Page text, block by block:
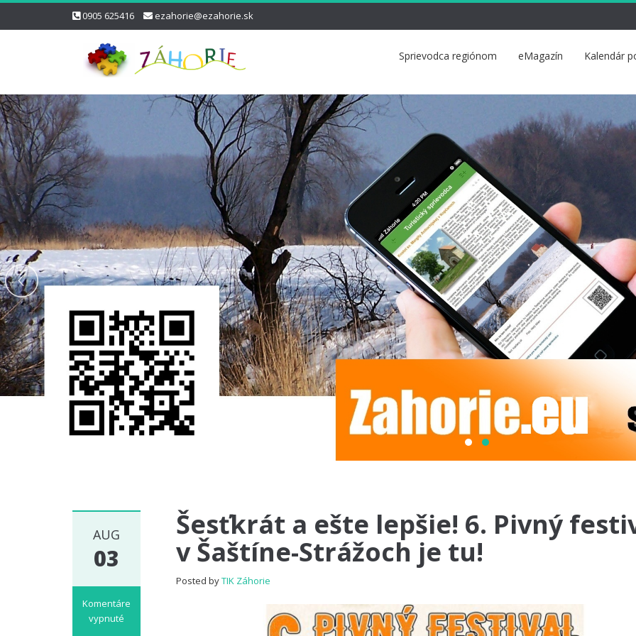
0905 625416 ezahorie@ezahorie.sk
Sprievodca regiónom eMagazín Kalendár
AUG
03
Komentáre
vypnuté
Šesťkrát a ešte lepšie! 6. Pivný
v Šaštíne-Strážoch je tu!
Posted byTIK Záhorie